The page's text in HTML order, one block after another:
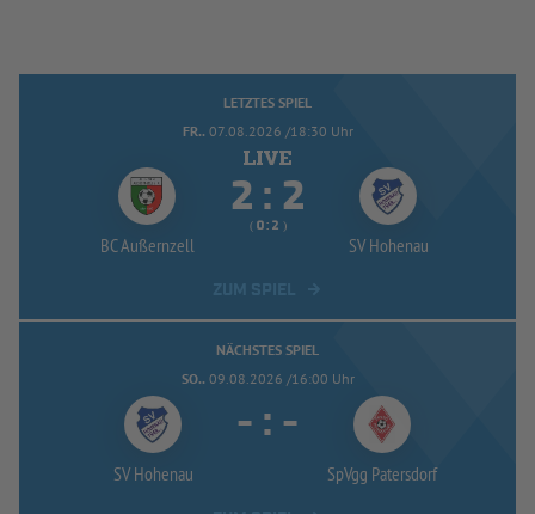
LETZTES SPIEL
FR.. 07.08.2026 /18:30 Uhr
BC Außernzell
 : 
( :  )
SV Hohenau
NÄCHSTES SPIEL
SO.. 09.08.2026 /16:00 Uhr
SV Hohenau
- : -
SpVgg Patersdorf